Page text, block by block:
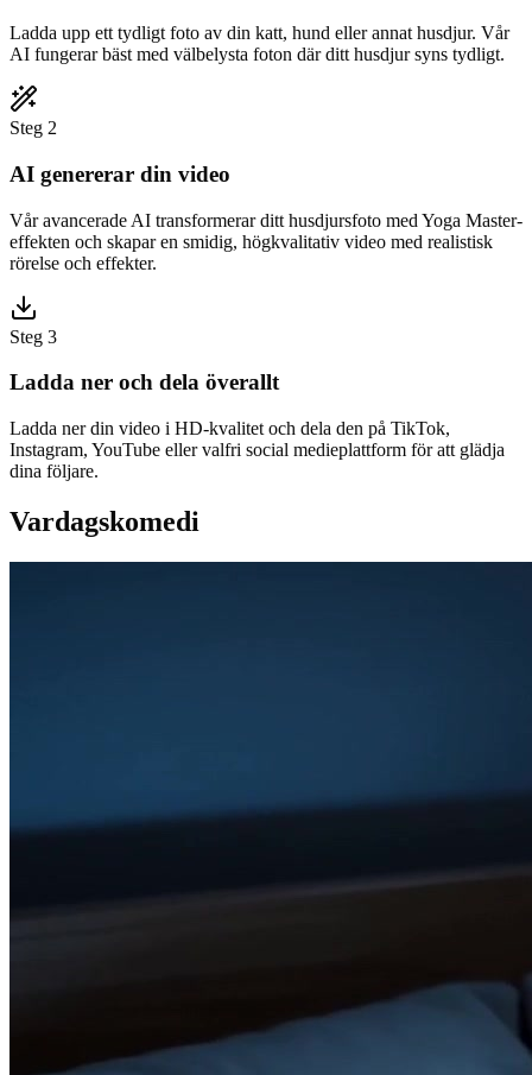
Ladda upp ett tydligt foto av din katt, hund eller annat husdjur. Vår
AI fungerar bäst med välbelysta foton där ditt husdjur syns tydligt.
Steg 2
AI genererar din video
Vår avancerade AI transformerar ditt husdjursfoto med Yoga Master-
effekten och skapar en smidig, högkvalitativ video med realistisk
rörelse och effekter.
Steg 3
Ladda ner och dela överallt
Ladda ner din video i HD-kvalitet och dela den på TikTok,
Instagram, YouTube eller valfri social medieplattform för att glädja
dina följare.
Vardagskomedi